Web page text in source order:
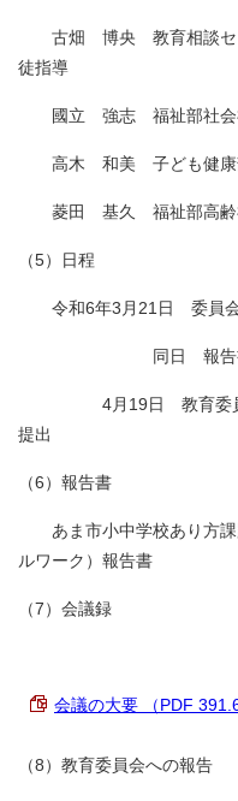
古畑 博央 教育相談セ
徒指導
國立 強志 福祉部社会
高木 和美 子ども健康
菱田 基久 福祉部高齢
（5）日程
令和6年3月21日 委員会
同日 報告書
4月19日 教育委員会
提出
（6）報告書
あま市小中学校あり方課
ルワーク）報告書
（7）会議録
会議の大要 （PDF
（8）教育委員会への報告